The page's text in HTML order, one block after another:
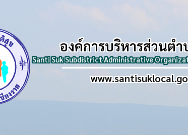
องค์การบริหารส่วนตำ
Santi Suk Subdistrict Administrative